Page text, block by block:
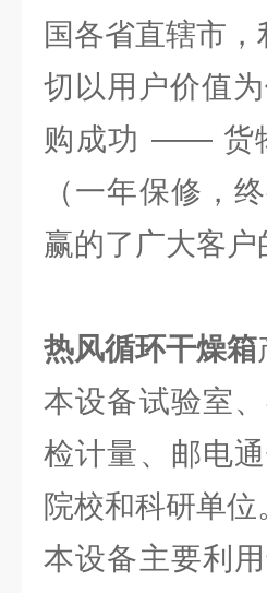
国各省直辖市
切以用户价值
购成功 —— 货
（一年保修，
赢的了广大客户
热风循环干燥箱
本设备试验室
检计量、邮电
院校和科研单位
本设备主要利